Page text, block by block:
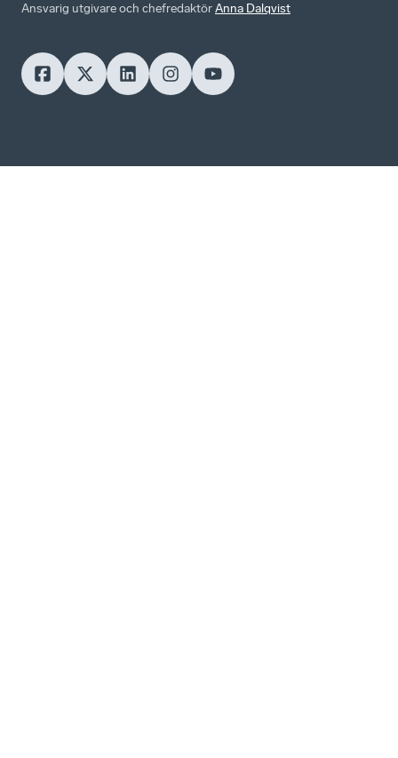
Ansvarig utgivare och chefredaktörAnna Dalqvist